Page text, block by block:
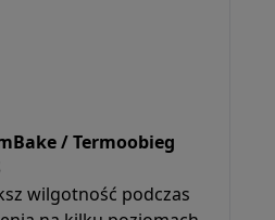
/ Termoobieg
wilgotność podczas